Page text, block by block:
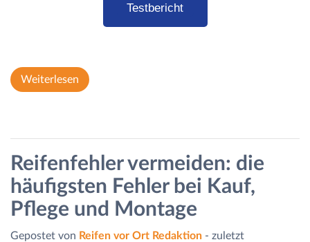
Testbericht
Weiterlesen
Reifenfehler vermeiden: die
häufigsten Fehler bei Kauf,
Pflege und Montage
Gepostet von Reifen vor Ort Redaktion - zuletzt